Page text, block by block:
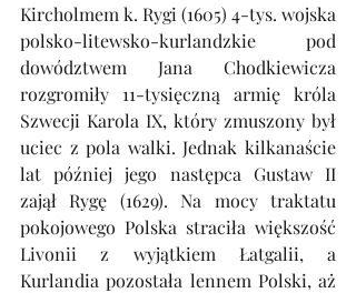
Kircholmem k. Rygi (1605) 4-tys. wojska
polsko-litewsko-kurlandzkie pod
dowództwem Jana Chodkiewicza
rozgromiły 11-tysięczną armię króla
Szwecji Karola IX, który zmuszony był
uciec z pola walki. Jednak kilkanaście
lat później jego następca Gustaw II
zajął Rygę (1629). Na mocy traktatu
pokojowego Polska straciła większość
Livonii z wyjątkiem Łatgalii, a
Kurlandia pozostała lennem Polski, aż